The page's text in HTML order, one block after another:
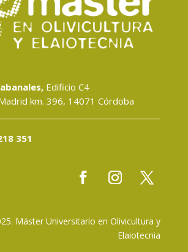
Edificio C4
km. 396, 14071 Córdoba
351
Máster Universitario en Olivicultura y
Elaiotecnia